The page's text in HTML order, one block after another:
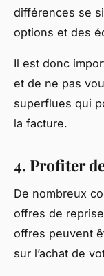
différences se
options et des
Il est donc
et de ne pas
superflues qui
la facture.
4. Profiter
De nombreux
offres de
offres peuvent
sur l’achat de